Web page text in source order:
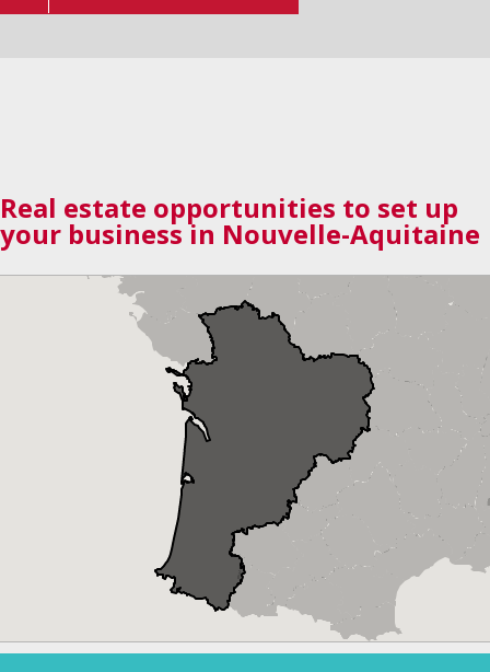
Real estate opportunities to set up
your business in Nouvelle-Aquitaine